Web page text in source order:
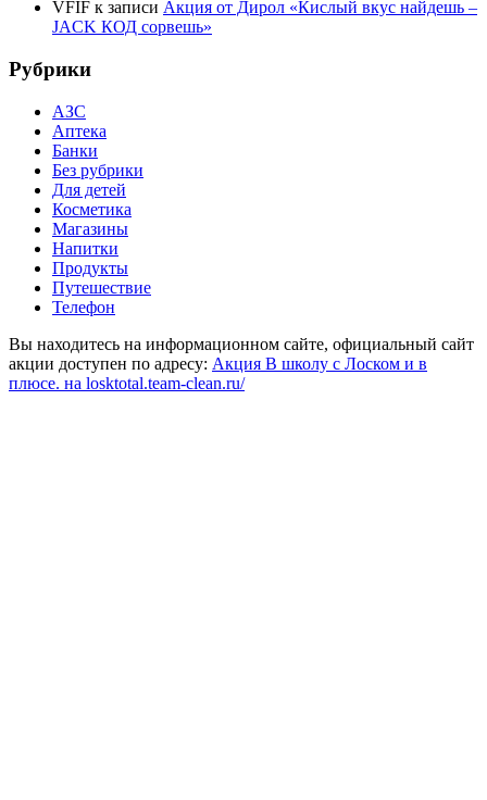
VFIF к записи Акция от Дирол «Кислый вкус найдешь –
JACK КОД сорвешь»
Рубрики
АЗС
Аптека
Банки
Без рубрики
Для детей
Косметика
Магазины
Напитки
Продукты
Путешествие
Телефон
Вы находитесь на информационном сайте, официальный сайт
акции доступен по адресу: Акция В школу с Лоском и в
плюсе. на losktotal.team-clean.ru/